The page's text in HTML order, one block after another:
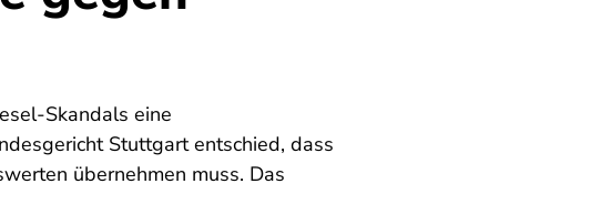
Skandals eine
Stuttgart entschied, dass
übernehmen muss. Das